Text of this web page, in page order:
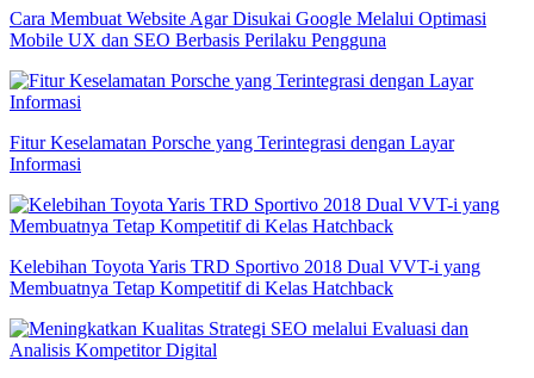
Cara Membuat Website Agar Disukai Google Melalui Optimasi
Mobile UX dan SEO Berbasis Perilaku Pengguna
Fitur Keselamatan Porsche yang Terintegrasi dengan Layar
Informasi
Kelebihan Toyota Yaris TRD Sportivo 2018 Dual VVT-i yang
Membuatnya Tetap Kompetitif di Kelas Hatchback